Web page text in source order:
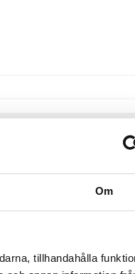
Om
tillhandahålla
vaihtoehtona